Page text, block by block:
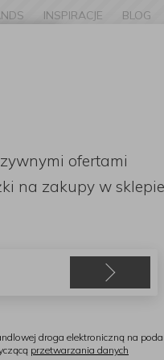
INSPIRACJE BLOG
Te solidne akcesoria
właściwości
to
ofertami
na zakupy w sklepie
droga elektroniczną na
przetwarzania danych